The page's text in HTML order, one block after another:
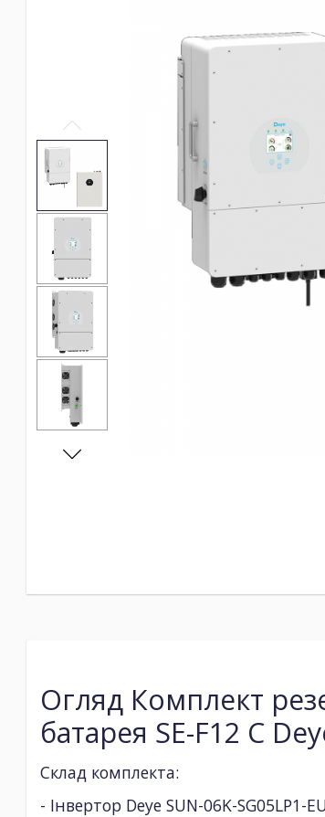
Огляд Комплект
батарея SE-F12 C
Cклад комплекта:
- Інвертор Deye SUN-06K-SG05LP1-